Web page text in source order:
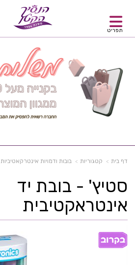
תפריט
דף בית קטגוריות בובות ודמויות אינטרקאטיביות
סטיץ' - בובת יד
אינטראקטיבית